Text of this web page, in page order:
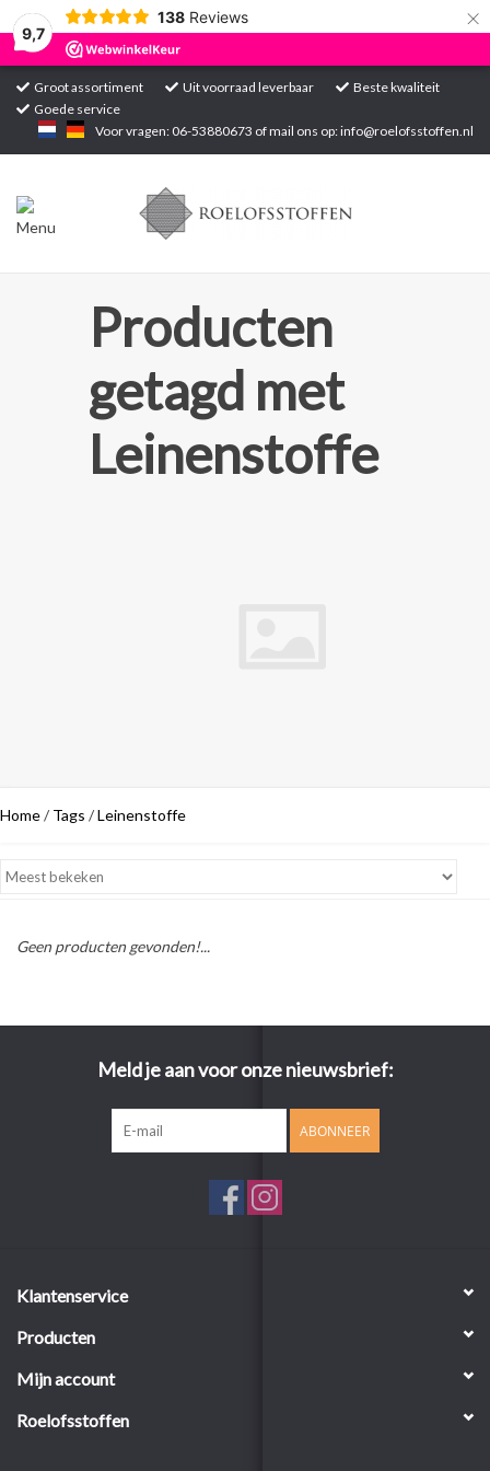
9,7
138 Reviews ×
Groot assortiment Uit voorraad leverbaar
Beste kwaliteit
Goede service
Voor vragen: 06-53880673 of mail ons op:info@roelofsstoffen.nl
Home
Producten
getagd met
Leinenstoffe
Home/ Tags /Leinenstoffe
Geen producten gevonden!...
Meld je aan voor onze nieuwsbrief:
ABONNEER
Klantenservice
Producten
Mijn account
Roelofsstoffen